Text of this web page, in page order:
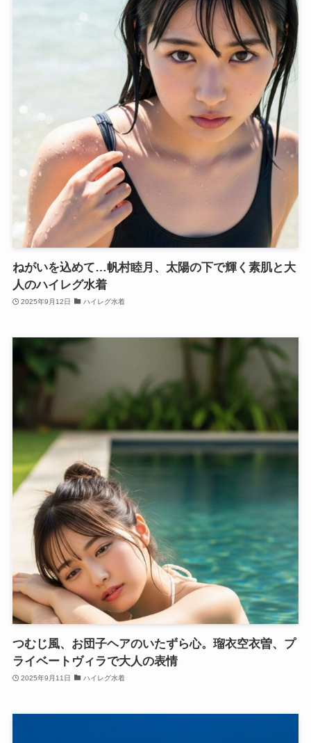
ねがいを込めて…帆村睦月、太陽の下で輝く素肌と大
人のハイレグ水着
2025年9月12日 ハイレグ水着
つむじ風、お団子ヘアのいたずら心。瑠衣空衣曽、プ
ライベートヴィラで大人の表情
2025年9月11日 ハイレグ水着